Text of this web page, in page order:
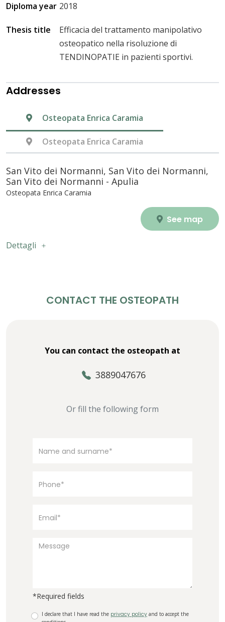
Diploma year 2018
Thesis title
Efficacia del trattamento manipolativo
osteopatico nella risoluzione di
TENDINOPATIE in pazienti sportivi.
Addresses
Osteopata Enrica Caramia
Osteopata Enrica Caramia
San Vito dei Normanni, San Vito dei Normanni,
San Vito dei Normanni - Apulia
Osteopata Enrica Caramia
See map
Dettagli
CONTACT THE OSTEOPATH
You can contact the osteopath at
3889047676
Or fill the following form
*Required fields
I declare that I have read the privacy policy and to accept the